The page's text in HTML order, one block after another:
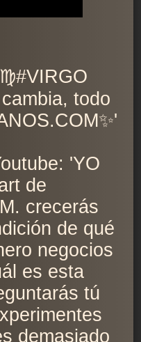
todo
'YO
de
crecerás
de qué
negocios
es esta
tú
demasiado